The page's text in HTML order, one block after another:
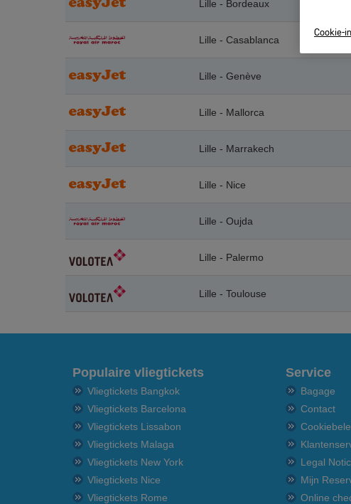
Lille - Bordeaux
Lille - Casablanca
Lille - Genève
Lille - Mallorca
Lille - Marrakech
Lille - Nice
Lille - Oujda
Lille - Palermo
Lille - Toulouse
Populaire vliegtickets
Vliegtickets Bangkok
Vliegtickets Barcelona
Vliegtickets Lissabon
Vliegtickets Malaga
Vliegtickets New York
Vliegtickets Nice
Vliegtickets Rome
Service
Bagage
Contact
Legal
Mijn
Online
Cookie-